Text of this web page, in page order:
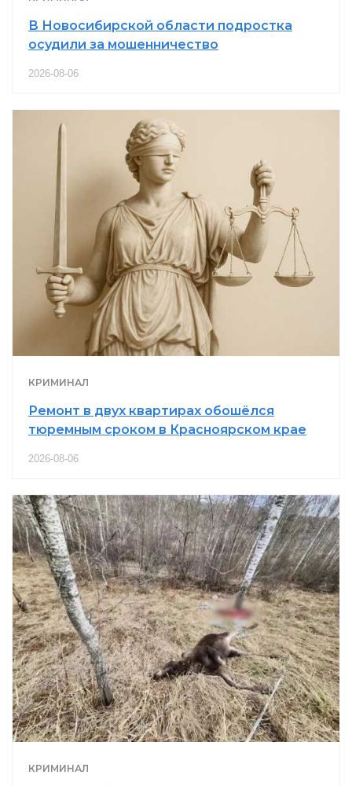
В Новосибирской области подростка
осудили за мошенничество
2026-08-06
КРИМИНАЛ
Ремонт в двух квартирах обошёлся
тюремным сроком в Красноярском крае
2026-08-06
КРИМИНАЛ